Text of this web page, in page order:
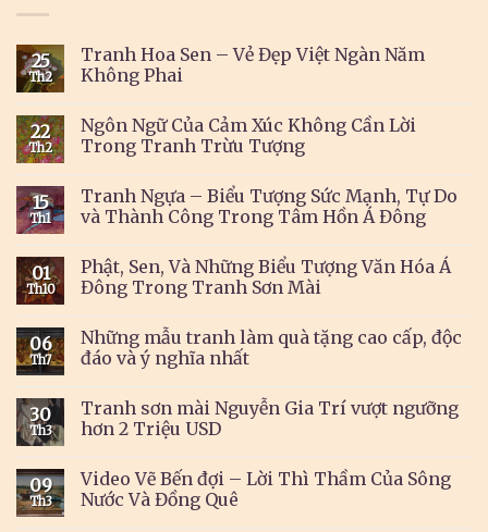
25
Th2
Tranh Hoa Sen – Vẻ Đẹp Việt Ngàn Năm
Không Phai
22
Th2
Ngôn Ngữ Của Cảm Xúc Không Cần Lời
Trong Tranh Trừu Tượng
15
Th1
Tranh Ngựa – Biểu Tượng Sức Mạnh, Tự Do
và Thành Công Trong Tâm Hồn Á Đông
01
Th10
Phật, Sen, Và Những Biểu Tượng Văn Hóa Á
Đông Trong Tranh Sơn Mài
06
Th7
Những mẫu tranh làm quà tặng cao cấp, độc
đáo và ý nghĩa nhất
30
Th3
Tranh sơn mài Nguyễn Gia Trí vượt ngưỡng
hơn 2 Triệu USD
09
Th3
Video Vẽ Bến đợi – Lời Thì Thầm Của Sông
Nước Và Đồng Quê